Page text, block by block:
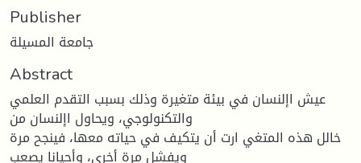
Publisher
جامعة المسيلة
Abstract
عيش اإلنسان في بيئة متغيرة وذلك بسبب التقدم العلمي
والتكنولوجي، ويحاول اإلنسان من
خالل هذه المتغي ارت أن يتكيف في حياته معها، فينجح مرة
ويفشل مرة أخرى، وأحيانا يصعب